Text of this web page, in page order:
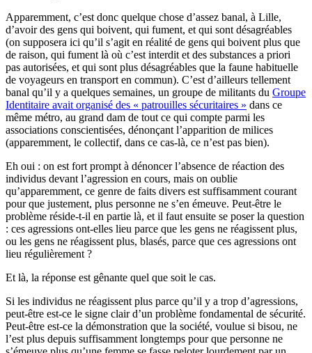
Apparemment, c’est donc quelque chose d’assez banal, à Lille,
d’avoir des gens qui boivent, qui fument, et qui sont désagréables
(on supposera ici qu’il s’agit en réalité de gens qui boivent plus que
de raison, qui fument là où c’est interdit et des substances a priori
pas autorisées, et qui sont plus désagréables que la faune habituelle
de voyageurs en transport en commun). C’est d’ailleurs tellement
banal qu’il y a quelques semaines, un groupe de militants du Groupe
Identitaire avait organisé des « patrouilles sécuritaires » dans ce
même métro, au grand dam de tout ce qui compte parmi les
associations conscientisées, dénonçant l’apparition de milices
(apparemment, le collectif, dans ce cas-là, ce n’est pas bien).
Eh oui : on est fort prompt à dénoncer l’absence de réaction des
individus devant l’agression en cours, mais on oublie
qu’apparemment, ce genre de faits divers est suffisamment courant
pour que justement, plus personne ne s’en émeuve. Peut-être le
problème réside-t-il en partie là, et il faut ensuite se poser la question
: ces agressions ont-elles lieu parce que les gens ne réagissent plus,
ou les gens ne réagissent plus, blasés, parce que ces agressions ont
lieu régulièrement ?
Et là, la réponse est gênante quel que soit le cas.
Si les individus ne réagissent plus parce qu’il y a trop d’agressions,
peut-être est-ce le signe clair d’un problème fondamental de sécurité.
Peut-être est-ce la démonstration que la société, voulue si bisou, ne
l’est plus depuis suffisamment longtemps pour que personne ne